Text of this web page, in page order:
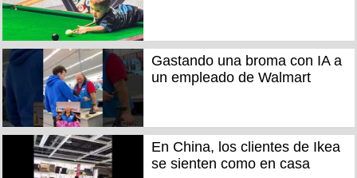
Gastando una broma con IA a
un empleado de Walmart
En China, los clientes de Ikea
se sienten como en casa